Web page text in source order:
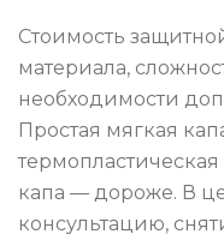
Стоимость
материала,
необходимости
Простая мягкая
капа — дороже. В
консультацию,